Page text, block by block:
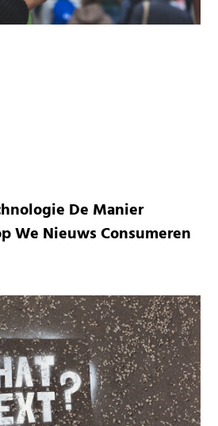
De Manier
We Nieuws Consumeren